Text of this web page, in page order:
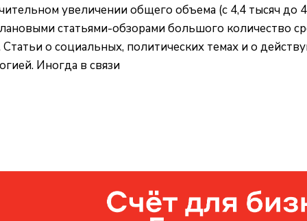
увеличении общего объема (с 4,4 тысяч до
статьями-обзорами большого количество
Статьи о социальных, политических темах и о
Иногда в связи